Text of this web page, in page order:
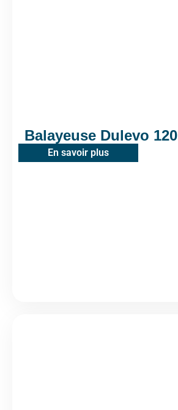
Balayeuse Dulevo 120
En savoir plus